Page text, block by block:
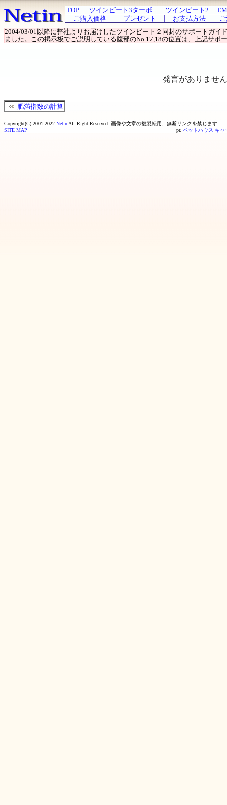
TOP ツインビート3ターボ ツインビート2
ご購入価格
プレゼント お支払方法
2004/03/01以降に弊社よりお届けしたツインビート２同封のサポートガイ
ました。この掲示板でご説明している腹部のNo.17,18の位置は、上記サポ
発言がありませ
肥満指数の計算
Copyright(C) 2001-2022 Netin All Right Reserved. 画像や文章の複製転用、無断リンクを禁じます
SITE MAP
pr. ペットハウス キャ